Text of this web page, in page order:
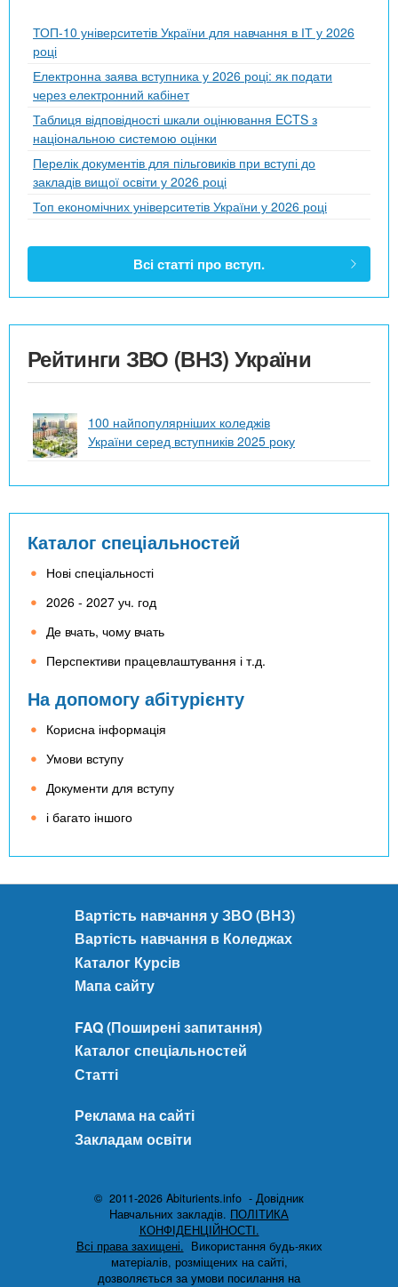
ТОП-10 університетів України для навчання в ІТ у 2026
році
Електронна заява вступника у 2026 році: як подати
через електронний кабінет
Таблиця відповідності шкали оцінювання ECTS з
національною системою оцінки
Перелік документів для пільговиків при вступі до
закладів вищої освіти у 2026 році
Топ економічних університетів України у 2026 році
Всі статті про вступ.
Рейтинги ЗВО (ВНЗ) України
100 найпопулярніших коледжів
України серед вступників 2025 року
Каталог спеціальностей
Нові спеціальності
2026 - 2027 уч. год
Де вчать, чому вчать
Перспективи працевлаштування і т.д.
На допомогу абітурієнту
Корисна інформація
Умови вступу
Документи для вступу
і багато іншого
Вартість навчання у ЗВО (ВНЗ)
Вартість навчання в Коледжах
Каталог Курсів
Мапа сайту
FAQ (Поширені запитання)
Каталог спеціальностей
Статті
Реклама на сайті
Закладам освіти
© 2011-2026 Abiturients.info - Довідник
Навчальних закладів. ПОЛІТИКА
КОНФІДЕНЦІЙНОСТІ.
Всі права захищені. Використання будь-яких
матеріалів, розміщених на сайті,
дозволяється за умови посилання на